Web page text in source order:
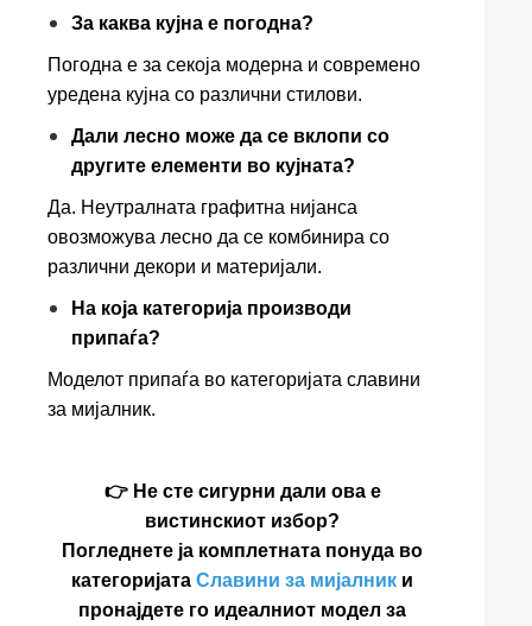
За каква кујна е погодна?
Погодна е за секоја модерна и современо
уредена кујна со различни стилови.
Дали лесно може да се вклопи со
другите елементи во кујната?
Да. Неутралната графитна нијанса
овозможува лесно да се комбинира со
различни декори и материјали.
На која категорија производи
припаѓа?
Моделот припаѓа во категоријата славини
за мијалник.
👉 Не сте сигурни дали ова е
вистинскиот избор?
Погледнете ја комплетната понуда во
категоријата Славини за мијалник и
пронајдете го идеалниот модел за